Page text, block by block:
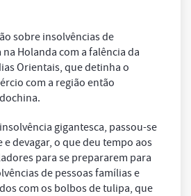
sobre insolvências de
na Holanda com a falência da
Orientais, que detinha o
com a região então
gigantesca, passou-se
devagar, o que deu tempo aos
para se prepararem para
de pessoas famílias e
com os bolbos de tulipa, que